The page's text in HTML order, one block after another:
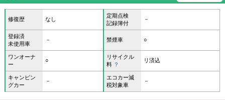
修復歴 なし
定期点検
記録簿付
－
登録済
未使用車
－ 禁煙車 ○
ワンオーナ
ー
○
リサイクル
料 ？
リ済込
キャンピン
グカー
－
エコカー減
税対象車
－